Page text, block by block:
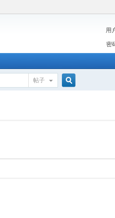
用
密
帖子